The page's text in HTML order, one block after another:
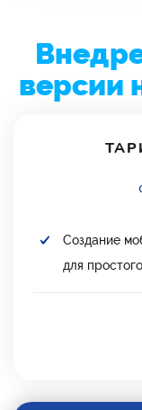
версии
Создание
для